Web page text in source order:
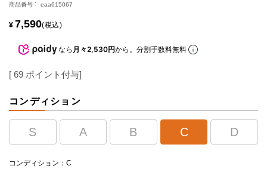
商品番号 eaa615067
¥ 7,590 税込
なら 月々2,530円から。分割手数料無料
[ 69 ポイント付与]
コンディション
S A B C D
コンディション：C